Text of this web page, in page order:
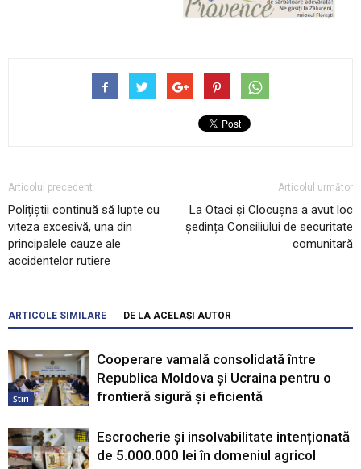
Articolul precedent
Polițiștii continuă să lupte cu
viteza excesivă, una din
principalele cauze ale
accidentelor rutiere
Articolul următor
La Otaci și Clocușna a avut loc
ședința Consiliului de securitate
comunitară
ARTICOLE SIMILARE DE LA ACELAȘI AUTOR
Știri
Cooperare vamală consolidată între
Republica Moldova și Ucraina pentru o
frontieră sigură și eficientă
Escrocherie și insolvabilitate intenționată
de 5.000.000 lei în domeniul agricol